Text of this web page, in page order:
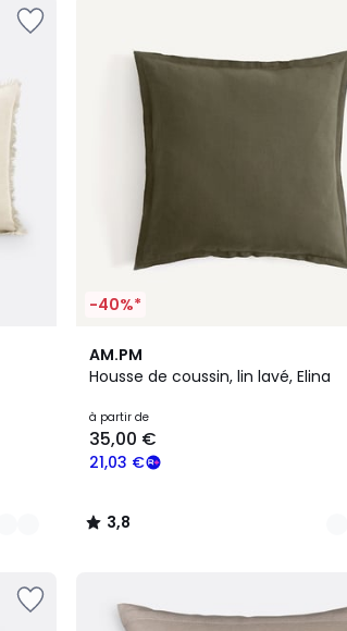
-40%*
AM.PM
Housse de coussin, lin lavé, Elina
à partir de
21,03 €
35,00 €
3,8
/ 5
12
Couleurs
3,8
/